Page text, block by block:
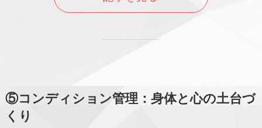
⑤コンディション管理：身体と心の土台づ
くり